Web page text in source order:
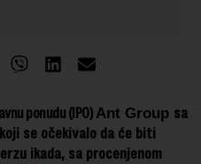
ponudu (IPO) Ant Group sa
se očekivalo da će biti
ikada, sa procenjenom